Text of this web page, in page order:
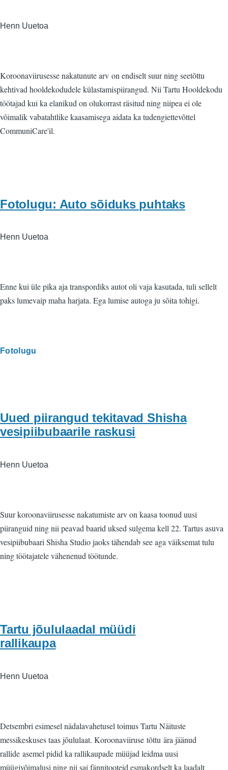
Henn Uuetoa
Koroonaviirusesse nakatunute arv on endiselt suur ning seetõttu
kehtivad hooldekodudele külastamispiirangud. Nii Tartu Hooldekodu
töötajad kui ka elanikud on olukorrast räsitud ning niipea ei ole
võimalik vabatahtlike kaasamisega aidata ka tudengiettevõttel
CommuniCare'il.
Fotolugu: Auto sõiduks puhtaks
Henn Uuetoa
Enne kui üle pika aja transpordiks autot oli vaja kasutada, tuli sellelt
paks lumevaip maha harjata. Ega lumise autoga ju sõita tohigi.
Fotolugu
Uued piirangud tekitavad Shisha
vesipiibubaarile raskusi
Henn Uuetoa
Suur koroonaviirusesse nakatumiste arv on kaasa toonud uusi
piiranguid ning nii peavad baarid uksed sulgema kell 22. Tartus asuva
vesipiibubaari Shisha Studio jaoks tähendab see aga väiksemat tulu
ning töötajatele vähenenud töötunde.
Tartu jõululaadal müüdi
rallikaupa
Henn Uuetoa
Detsembri esimesel nädalavahetusel toimus Tartu Näituste
messikeskuses taas jõululaat. Koroonaviiruse tõttu ära jäänud
rallide asemel pidid ka rallikaupade müüjad leidma uusi
müügivõimalusi ning nii sai fännitooteid esmakordselt ka laadalt